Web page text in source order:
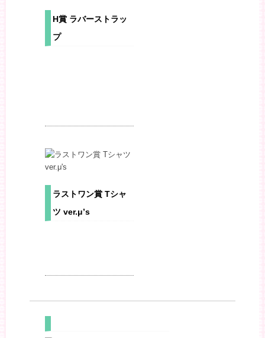
H賞 ラバーストラッ
プ
ラストワン賞 Tシャ
ツ ver.μ’s